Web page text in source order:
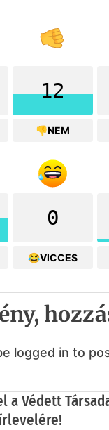
12
👎NEM
0
😂VICCES
logged in to
a Védett